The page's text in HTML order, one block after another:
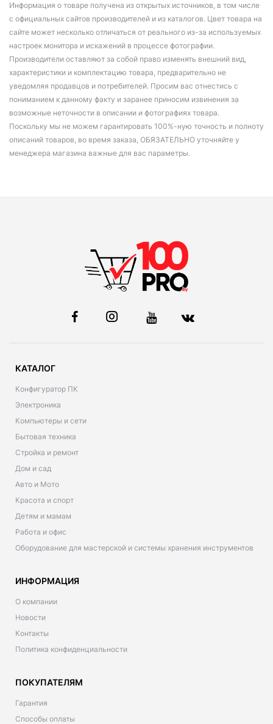
Информация о товаре получена из открытых источников, в том числе
с официальных сайтов производителей и из каталогов. Цвет товара на
сайте может несколько отличаться от реального из-за используемых
настроек монитора и искажений в процессе фотографии.
Производители оставляют за собой право изменять внешний вид,
характеристики и комплектацию товара, предварительно не
уведомляя продавцов и потребителей. Просим вас отнестись с
пониманием к данному факту и заранее приносим извинения за
возможные неточности в описании и фотографиях товара.
Поскольку мы не можем гарантировать 100%-ную точность и полноту
описаний товаров, во время заказа, ОБЯЗАТЕЛЬНО уточняйте у
менеджера магазина важные для вас параметры.
КАТАЛОГ
Конфигуратор ПК
Электроника
Компьютеры и сети
Бытовая техника
Стройка и ремонт
Дом и сад
Авто и Мото
Красота и спорт
Детям и мамам
Работа и офис
Оборудование для мастерской и системы хранения инструментов
ИНФОРМАЦИЯ
О компании
Новости
Контакты
Политика конфиденциальности
ПОКУПАТЕЛЯМ
Гарантия
Способы оплаты